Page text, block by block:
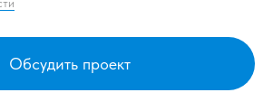
Обсудить проект